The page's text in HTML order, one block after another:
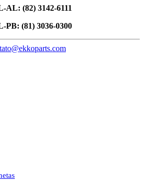
AL: (82) 3142-6111
PB: (81) 3036-0300